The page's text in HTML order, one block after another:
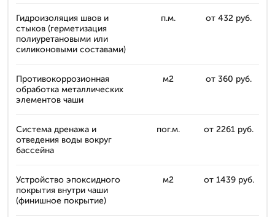
Гидроизоляция швов и
стыков (герметизация
полиуретановыми или
силиконовыми составами)
п.м. от 432 руб.
Противокоррозионная
обработка металлических
элементов чаши
м2 от 360 руб.
Система дренажа и
отведения воды вокруг
бассейна
пог.м. от 2261 руб.
Устройство эпоксидного
покрытия внутри чаши
(финишное покрытие)
м2 от 1439 руб.